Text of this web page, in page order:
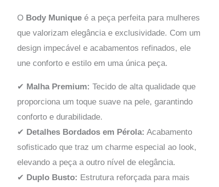
O Body Munique é a peça perfeita para mulheres
que valorizam elegância e exclusividade. Com um
design impecável e acabamentos refinados, ele
une conforto e estilo em uma única peça.
✔ Malha Premium: Tecido de alta qualidade que
proporciona um toque suave na pele, garantindo
conforto e durabilidade.
✔ Detalhes Bordados em Pérola: Acabamento
sofisticado que traz um charme especial ao look,
elevando a peça a outro nível de elegância.
✔ Duplo Busto: Estrutura reforçada para mais